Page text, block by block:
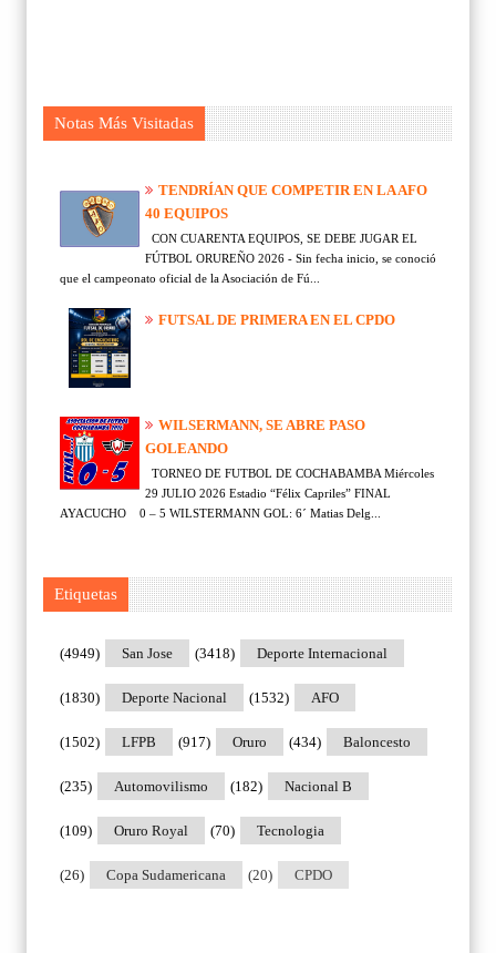
Notas Más Visitadas
TENDRÍAN QUE COMPETIR EN LA AFO
40 EQUIPOS
CON CUARENTA EQUIPOS, SE DEBE JUGAR EL
FÚTBOL ORUREÑO 2026 - Sin fecha inicio, se conoció
que el campeonato oficial de la Asociación de Fú...
FUTSAL DE PRIMERA EN EL CPDO
WILSERMANN, SE ABRE PASO
GOLEANDO
TORNEO DE FUTBOL DE COCHABAMBA Miércoles
29 JULIO 2026 Estadio “Félix Capriles” FINAL
AYACUCHO 0 – 5 WILSTERMANN GOL: 6´ Matias Delg...
Etiquetas
San Jose
(4949) Deporte Internacional
(3418)
Deporte Nacional
(1830) AFO
(1532)
LFPB
(1502) Oruro
(917) Baloncesto
(434)
Automovilismo
(235) Nacional B
(182)
Oruro Royal
(109) Tecnologia
(70)
Copa Sudamericana
(26) CPDO
(20)